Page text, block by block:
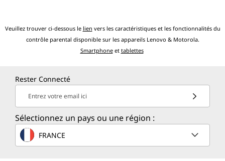
Veuillez trouver ci-dessous le lien vers les caractéristiques et les fonctionnalités du
contrôle parental disponible sur les appareils Lenovo & Motorola.
Smartphoneet tablettes
Rester Connecté
Entrez votre email ici
Sélectionnez un pays ou une région :
FRANCE